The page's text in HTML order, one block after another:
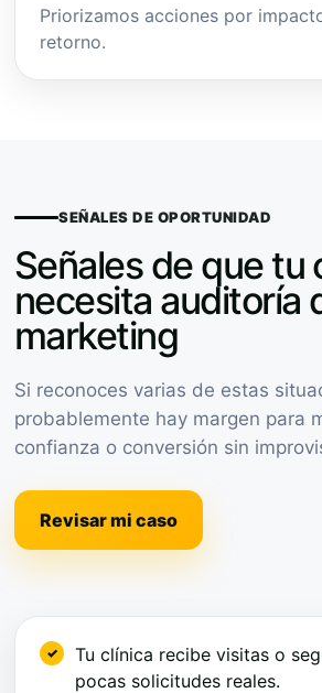
Priorizamos acciones por
retorno.
SEÑALES DE OPORTUNIDAD
Señales de que tu
necesita auditoría
marketing
Si reconoces varias de estas
probablemente hay margen para
confianza o conversión sin
Revisar mi caso
Tu clínica recibe visitas o
pocas solicitudes reales.